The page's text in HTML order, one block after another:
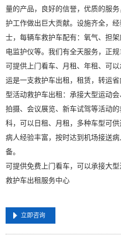
量的产品，良好的信誉，优质的服
护工作做出巨大贡献。设施齐全，
士，每辆车救护车配有：氧气、担
电监护仪等。我们有全天服务，正规
可提供上门看车、月租、年租、可
运是一支救护车出租，租赁，转运
型活动救护车出租：承接大型运动
拍摄、会议展览、新车试驾等活动
科，可以日租、月租，多种车型可
病人经验丰富，按时达到机场接送
备。
可提供免费上门看车，可以承接大
救护车出租服务中心
立即咨询